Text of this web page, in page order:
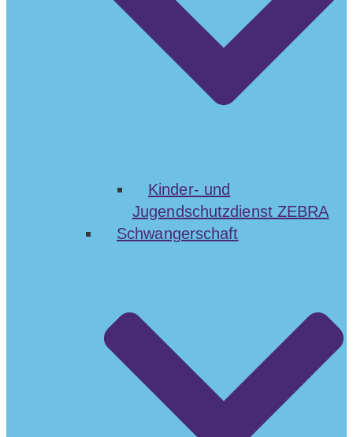
Kinder- und
Jugendschutzdienst ZEBRA
Schwangerschaft